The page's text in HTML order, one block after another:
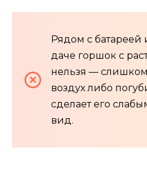
Рядом с
даче горшок с
нельзя —
воздух либо
сделает его
вид.